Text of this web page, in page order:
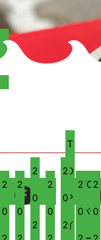
T
O
P
イ
TOP
バナ
2
0
2
0
2
0
2
2
0
2
0
2
2
0
2
0